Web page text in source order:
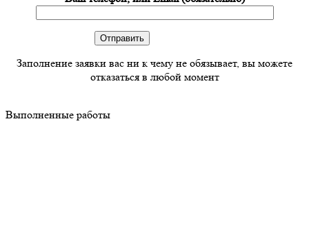
Заполнение заявки вас ни к чему не обязывает, вы можете
отказаться в любой момент
Выполненные работы